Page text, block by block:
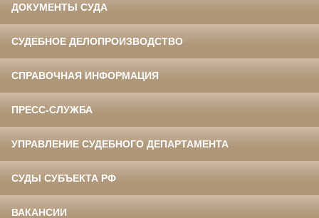
ДОКУМЕНТЫ СУДА
СУДЕБНОЕ ДЕЛОПРОИЗВОДСТВО
СПРАВОЧНАЯ ИНФОРМАЦИЯ
ПРЕСС-СЛУЖБА
УПРАВЛЕНИЕ СУДЕБНОГО ДЕПАРТАМЕНТА
СУДЫ СУБЪЕКТА РФ
ВАКАНСИИ